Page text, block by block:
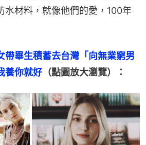
水材料，就像他們的愛，100年
帶畢生積蓄去台灣「向無業窮男
養你就好 （點圖放大瀏覽）：